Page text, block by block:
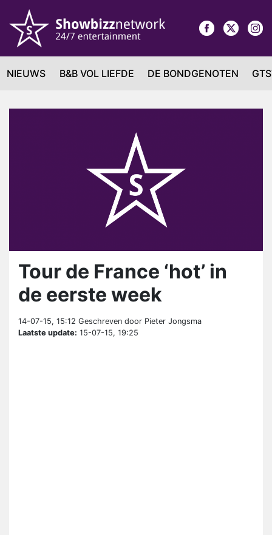
NIEUWS B&B VOL LIEFDE DE BONDGENOTEN
Tour de France ‘hot’ in
de eerste week
14-07-15, 15:12 Geschreven door Pieter Jongsma
Laatste update: 15-07-15, 19:25